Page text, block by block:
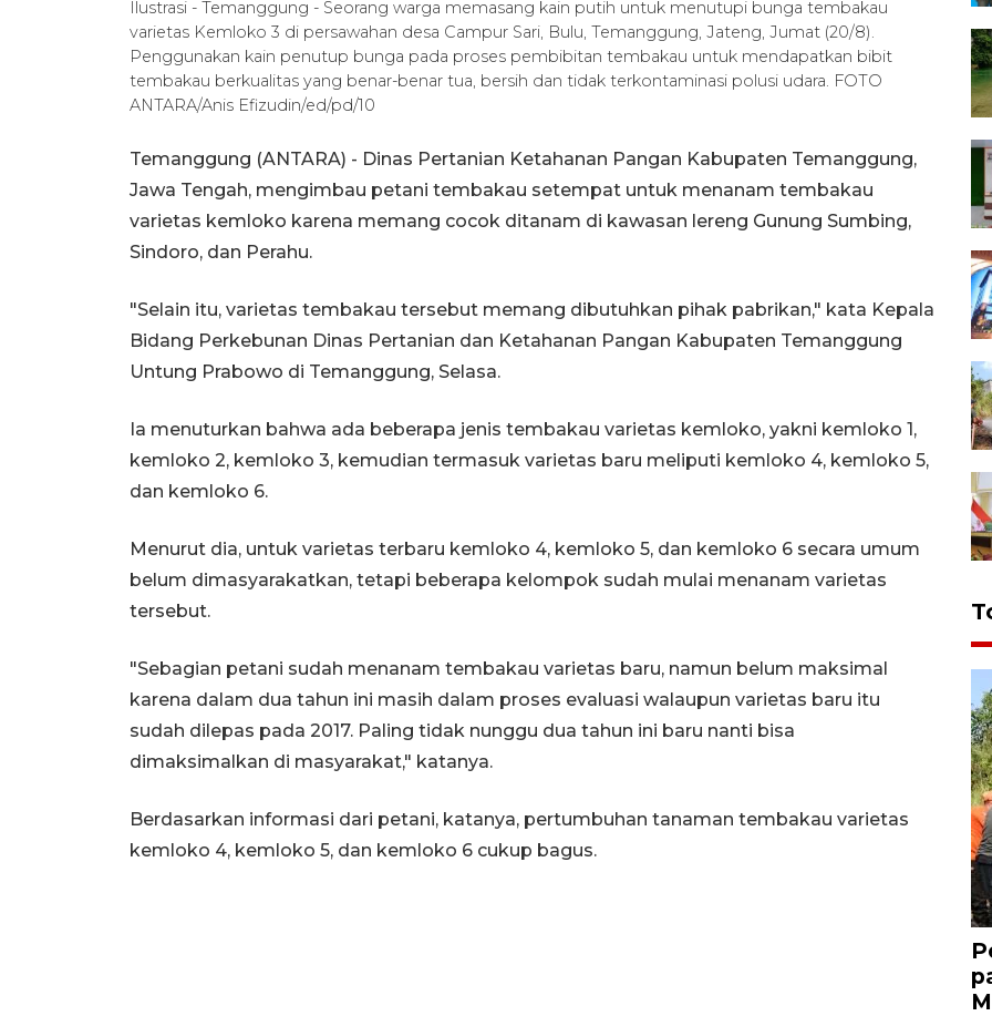
Ilustrasi - Temanggung - Seorang warga memasang kain putih untuk menutupi bunga tembakau
varietas Kemloko 3 di persawahan desa Campur Sari, Bulu, Temanggung, Jateng, Jumat (20/8).
Penggunakan kain penutup bunga pada proses pembibitan tembakau untuk mendapatkan bibit
tembakau berkualitas yang benar-benar tua, bersih dan tidak terkontaminasi polusi udara. FOTO
ANTARA/Anis Efizudin/ed/pd/10
Temanggung (ANTARA) - Dinas Pertanian Ketahanan Pangan Kabupaten Temanggung,
Jawa Tengah, mengimbau petani tembakau setempat untuk menanam tembakau
varietas kemloko karena memang cocok ditanam di kawasan lereng Gunung Sumbing,
Sindoro, dan Perahu.
"Selain itu, varietas tembakau tersebut memang dibutuhkan pihak pabrikan," kata Kepala
Bidang Perkebunan Dinas Pertanian dan Ketahanan Pangan Kabupaten Temanggung
Untung Prabowo di Temanggung, Selasa.
Ia menuturkan bahwa ada beberapa jenis tembakau varietas kemloko, yakni kemloko 1,
kemloko 2, kemloko 3, kemudian termasuk varietas baru meliputi kemloko 4, kemloko 5,
dan kemloko 6.
Menurut dia, untuk varietas terbaru kemloko 4, kemloko 5, dan kemloko 6 secara umum
belum dimasyarakatkan, tetapi beberapa kelompok sudah mulai menanam varietas
tersebut.
"Sebagian petani sudah menanam tembakau varietas baru, namun belum maksimal
karena dalam dua tahun ini masih dalam proses evaluasi walaupun varietas baru itu
sudah dilepas pada 2017. Paling tidak nunggu dua tahun ini baru nanti bisa
dimaksimalkan di masyarakat," katanya.
Berdasarkan informasi dari petani, katanya, pertumbuhan tanaman tembakau varietas
kemloko 4, kemloko 5, dan kemloko 6 cukup bagus.